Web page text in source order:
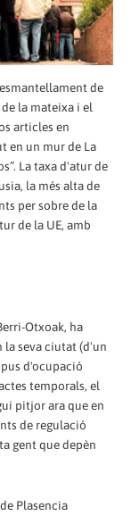
de
la mateixa i el
articles en
en un mur de La
La taxa d'atur de
la més alta de
per sobre de la
de la UE, amb
Otxoak, ha
la seva ciutat (d'un
d'ocupació
temporals, el
pitjor ara que en
de regulació
gent que depèn
Plasencia